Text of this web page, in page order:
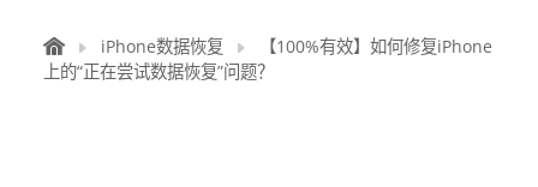
iPhone数据恢复
【100%有效】如何修复iPhone
上的“正在尝试数据恢复”问题？